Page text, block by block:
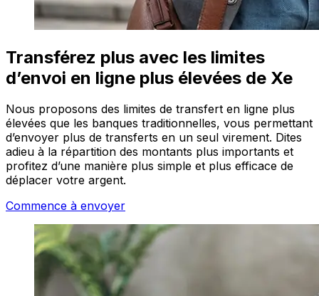
Transférez plus avec les limites
d’envoi en ligne plus élevées de Xe
Nous proposons des limites de transfert en ligne plus
élevées que les banques traditionnelles, vous permettant
d’envoyer plus de transferts en un seul virement. Dites
adieu à la répartition des montants plus importants et
profitez d’une manière plus simple et plus efficace de
déplacer votre argent.
Commence à envoyer